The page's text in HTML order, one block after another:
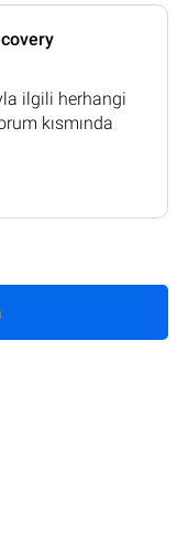
ilgili herhangi
kısmında